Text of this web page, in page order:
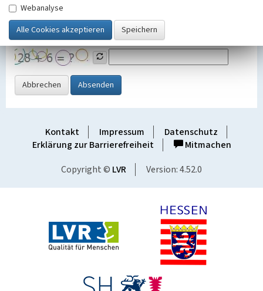
SicherheitsabfrageTragen Sie unten das Rechenergebnis aus der
Grafik ein
Abbrechen Absenden
Kontakt Impressum
Datenschutz
Erklärung zur Barrierefreiheit
Mitmachen
Copyright © LVR Version: 4.52.0
Webanalyse